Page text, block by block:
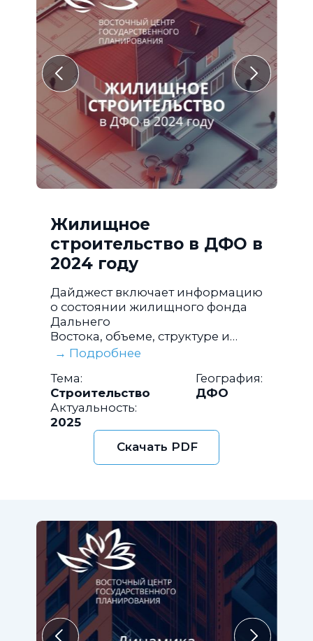
Жилищное
строительство в ДФО в
2024 году
Дайджест включает информацию
о состоянии жилищного фонда
Дальнего
Востока, объеме, структуре и
стоимости строящегося жилья, а
реализации государственной
жилищной политики на
территории макрорегиона.
→ Подробнее
Скачать PDF
Тема:
Строительство
География:
ДФО
Актуальность:
2025